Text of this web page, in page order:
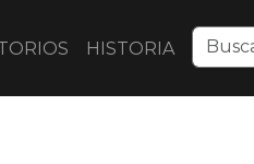
HISTORIA